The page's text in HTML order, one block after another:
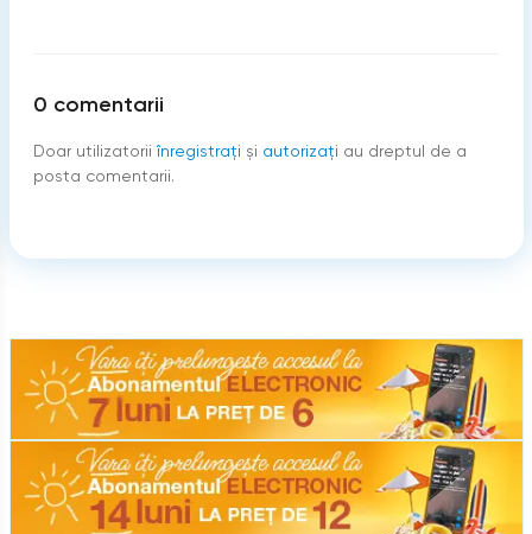
0 comentarii
Doar utilizatorii înregistraţi şi autorizați au dreptul de a
posta comentarii.